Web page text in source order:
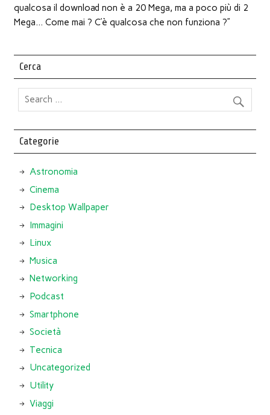
qualcosa il download non è a 20 Mega, ma a poco più di 2
Mega… Come mai ? C’è qualcosa che non funziona ?”
Cerca
Categorie
Astronomia
Cinema
Desktop Wallpaper
Immagini
Linux
Musica
Networking
Podcast
Smartphone
Società
Tecnica
Uncategorized
Utility
Viaggi